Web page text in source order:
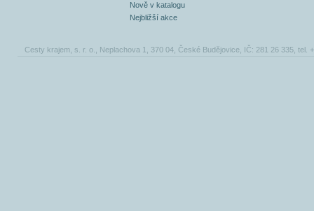
Nově v katalogu
Nejbližší akce
Cesty krajem, s. r. o., Neplachova 1, 370 04, České Budějovice, IČ: 281 26 335, tel.